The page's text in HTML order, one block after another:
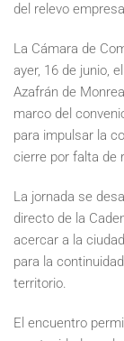
del relevo
La Cámara de
ayer, 16 de junio,
Azafrán de
marco del
para impulsar la
cierre por falta de
La jornada se
directo de la
acercar a la
para la
territorio.
El encuentro